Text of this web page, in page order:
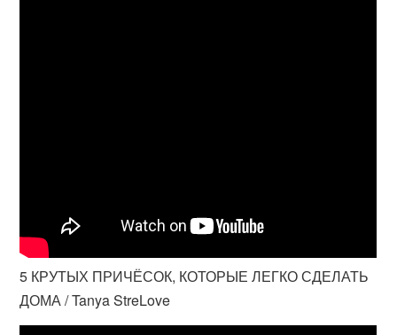
5 КРУТЫХ ПРИЧЁСОК, КОТОРЫЕ ЛЕГКО СДЕЛАТЬ
ДОМА / Tanya StreLove